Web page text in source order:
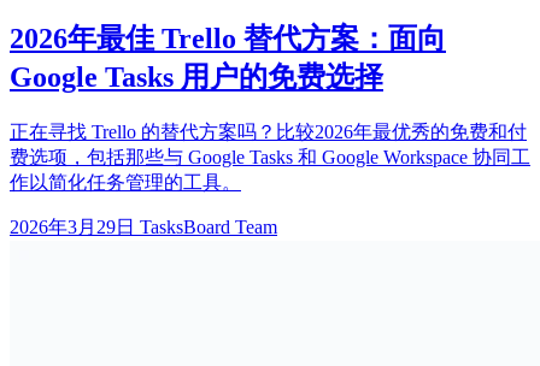
2026年最佳 Trello 替代方案：面向
Google Tasks 用户的免费选择
正在寻找 Trello 的替代方案吗？比较2026年最优秀的免费和付
费选项，包括那些与 Google Tasks 和 Google Workspace 协同工
作以简化任务管理的工具。
2026年3月29日 TasksBoard Team